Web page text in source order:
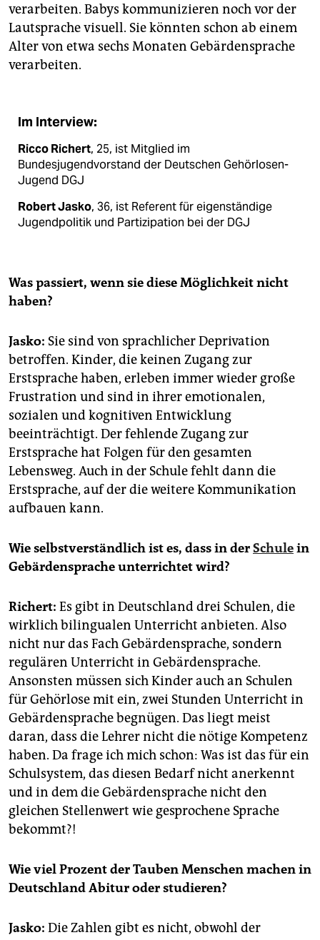
verarbeiten. Babys kommunizieren noch vor der
Lautsprache visuell. Sie könnten schon ab einem
Alter von etwa sechs Monaten Gebärdensprache
verarbeiten.
Im Interview:
Ricco Richert, 25, ist Mitglied im
Bundesjugendvorstand der Deutschen Gehörlosen-
Jugend DGJ
Robert Jasko, 36, ist Referent für eigenständige
Jugendpolitik und Partizipation bei der DGJ
Was passiert, wenn sie diese Möglichkeit nicht
haben?
Jasko: Sie sind von sprachlicher Deprivation
betroffen. Kinder, die keinen Zugang zur
Erstsprache haben, erleben immer wieder große
Frustration und sind in ihrer emotionalen,
sozialen und kognitiven Entwicklung
beeinträchtigt. Der fehlende Zugang zur
Erstsprache hat Folgen für den gesamten
Lebensweg. Auch in der Schule fehlt dann die
Erstsprache, auf der die weitere Kommunikation
aufbauen kann.
Wie selbstverständlich ist es, dass in derSchulein
Gebärdensprache unterrichtet wird?
Richert: Es gibt in Deutschland drei Schulen, die
wirklich bilingualen Unterricht anbieten. Also
nicht nur das Fach Gebärdensprache, sondern
regulären Unterricht in Gebärdensprache.
Ansonsten müssen sich Kinder auch an Schulen
für Gehörlose mit ein, zwei Stunden Unterricht in
Gebärdensprache begnügen. Das liegt meist
daran, dass die Lehrer nicht die nötige Kompetenz
haben. Da frage ich mich schon: Was ist das für ein
Schulsystem, das diesen Bedarf nicht anerkennt
und in dem die Gebärdensprache nicht den
gleichen Stellenwert wie gesprochene Sprache
bekommt?!
Wie viel Prozent der Tauben Menschen machen in
Deutschland Abitur oder studieren?
Jasko: Die Zahlen gibt es nicht, obwohl der